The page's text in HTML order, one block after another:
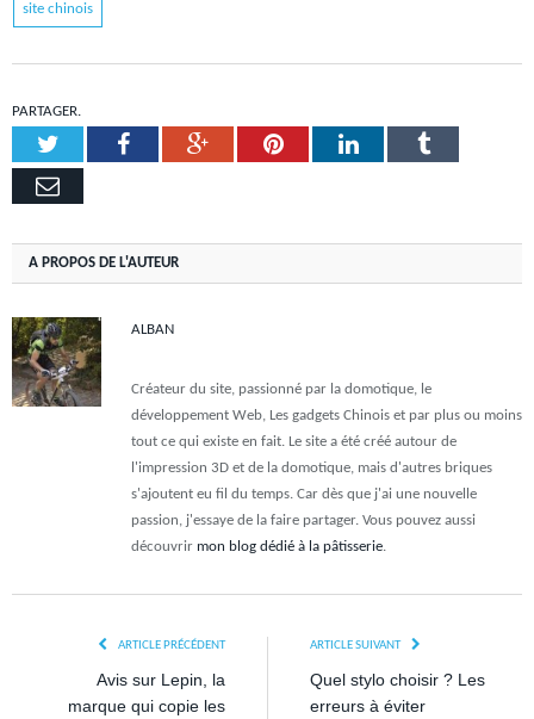
site chinois
PARTAGER.
TwitterFacebookGoogle+PinterestLinkedInTumblr
Email
A PROPOS DE L'AUTEUR
ALBAN
Créateur du site, passionné par la domotique, le
développement Web, Les gadgets Chinois et par plus ou moins
tout ce qui existe en fait. Le site a été créé autour de
l'impression 3D et de la domotique, mais d'autres briques
s'ajoutent eu fil du temps. Car dès que j'ai une nouvelle
passion, j'essaye de la faire partager. Vous pouvez aussi
découvrir mon blog dédié à la pâtisserie.
ARTICLE PRÉCÉDENT
Avis sur Lepin, la
marque qui copie les
ARTICLE SUIVANT
Quel stylo choisir ? Les
erreurs à éviter